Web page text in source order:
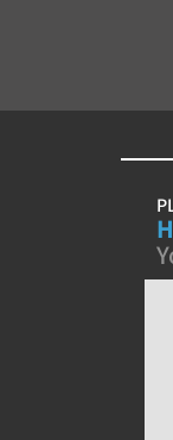
up and down